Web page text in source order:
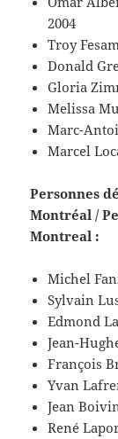
2004
Troy
Donald
Gloria
Melissa
Marc-
Marcel
Personnes
Montréal /
Montreal :
Michel
Sylvain
Edmond
Jean-
François
Yvan
Jean
René